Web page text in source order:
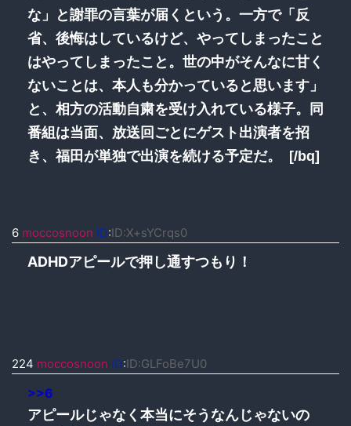
な」と謝罪の言葉が届くという。一方で「反
省、後悔はしているけど、やってしまったこと
はやってしまったこと。世の中がそんなに甘く
ないことは、本人も分かっていると思います」
と、相方の活動自粛を受け入れている様子。同
番組は当面、放送回ごとにゲスト出演者を招
き、福田が単独で出演を続ける予定だ。 [/bq]
6 moccosnoon ID:ID:X+sYCrqs0
ADHDアピールで押し通すつもり！
224 moccosnoon ID:ID:GLFoBe7U0
>>6
アピールじゃなく本当にそうなんじゃないの